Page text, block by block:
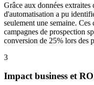
Grâce aux données
d'automatisation a pu
seulement une semaine.
campagnes de prospection
conversion de 25% lors des
3
Impact business et